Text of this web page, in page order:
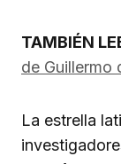
TAMBIÉN
de Guillermo
La estrella